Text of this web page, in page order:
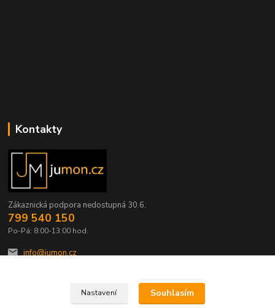
Kontakty
Zákaznická podpora nedostupná 30.6.
799 540 150
Po-Pá: 8:00-13:00 hod.
info@jumon.cz
Nastavení Souhlasím